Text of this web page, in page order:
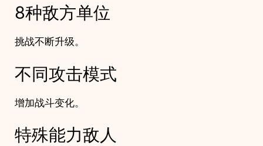
8种敌方单位
挑战不断升级。
不同攻击模式
增加战斗变化。
特殊能力敌人